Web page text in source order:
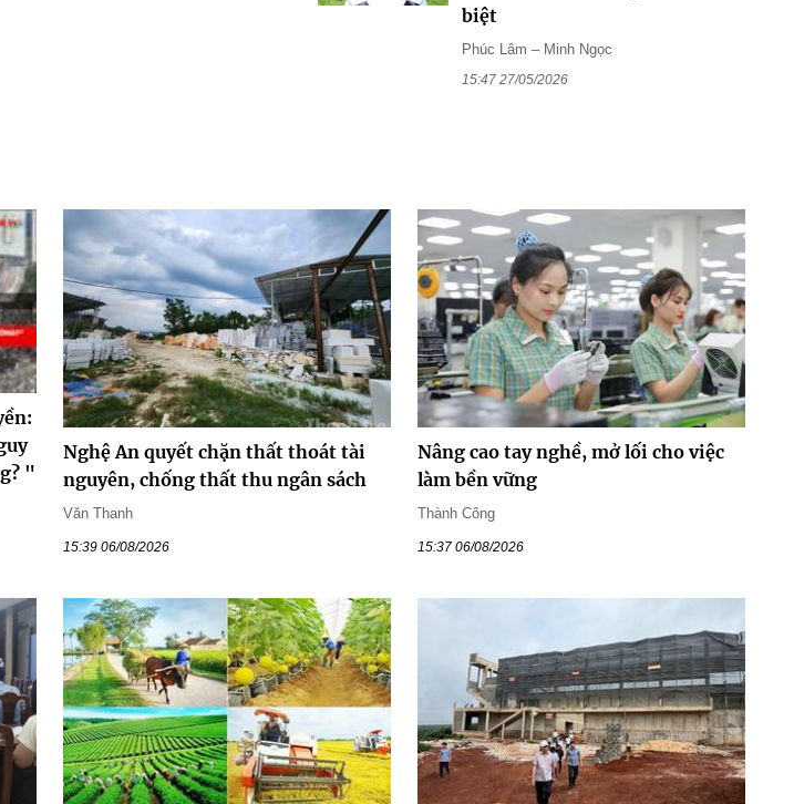
biệt
Phúc Lâm – Minh Ngọc
15:47 27/05/2026
"
Nghệ An quyết chặn thất thoát tài
nguyên, chống thất thu ngân sách
Văn Thanh
15:39 06/08/2026
Nâng cao tay nghề, mở lối cho việc
làm bền vững
Thành Công
15:37 06/08/2026